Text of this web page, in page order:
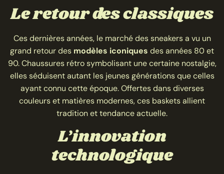
Le retour des classiques
Ces dernières années, le marché des sneakers a vu un
grand retour des modèles iconiques des années 80 et
90. Chaussures rétro symbolisant une certaine nostalgie,
elles séduisent autant les jeunes générations que celles
ayant connu cette époque. Offertes dans diverses
couleurs et matières modernes, ces baskets allient
tradition et tendance actuelle.
L’innovation
technologique